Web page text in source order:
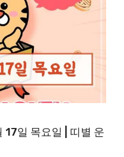
일 목요일 | 띠별 운